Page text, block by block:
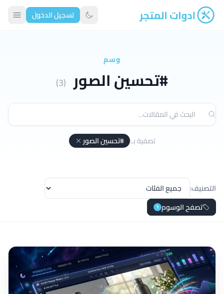
ادوات المتجر تبديل الوضع الداكن
تسجيل الدخول
وسم
#تحسين الصور (3)
تصفية بـ: #تحسين الصور
التصنيف:
تصفح الوسوم 1